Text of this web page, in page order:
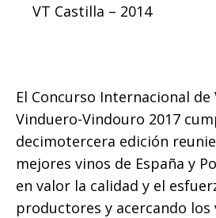
VT Castilla – 2014
El Concurso Internacional de
Vinduero-Vindouro 2017
decimotercera edición
mejores vinos de España y
en valor la calidad y el
productores y acercando los